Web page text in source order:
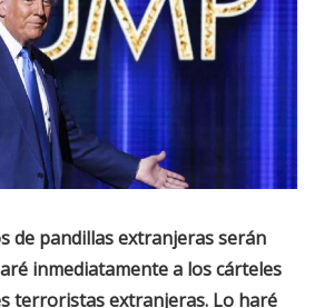
de pandillas extranjeras serán
inmediatamente a los cárteles
terroristas extranjeras. Lo haré